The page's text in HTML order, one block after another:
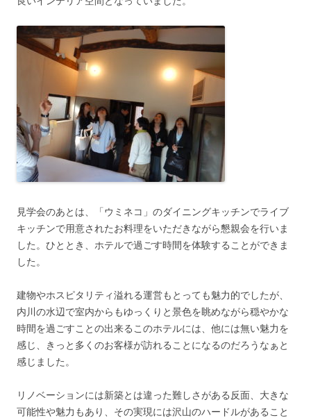
見学会のあとは、「ウミネコ」のダイニングキッチンでライブ
キッチンで用意されたお料理をいただきながら懇親会を行いま
した。ひととき、ホテルで過ごす時間を体験することができま
した。
建物やホスピタリティ溢れる運営もとっても魅力的でしたが、
内川の水辺で室内からもゆっくりと景色を眺めながら穏やかな
時間を過ごすことの出来るこのホテルには、他には無い魅力を
感じ、きっと多くのお客様が訪れることになるのだろうなぁと
感じました。
リノベーションには新築とは違った難しさがある反面、大きな
可能性や魅力もあり、その実現には沢山のハードルがあること